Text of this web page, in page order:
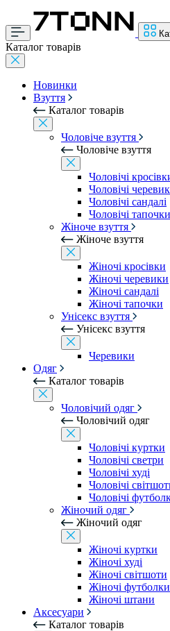
Каталог товарів
Новинки
Взуття
Каталог товарів
Чоловіче взуття
Чоловіче взуття
Чоловічі
Чоловічі
Чоловічі сандалі
Чоловічі тапочки
Жіноче взуття
Жіноче взуття
Жіночі кросівки
Жіночі черевики
Жіночі сандалі
Жіночі тапочки
Унісекс взуття
Унісекс взуття
Черевики
Одяг
Каталог товарів
Чоловічий одяг
Чоловічий одяг
Чоловічі куртки
Чоловічі светри
Чоловічі худі
Чоловічі
Чоловічі
Жіночий одяг
Жіночий одяг
Жіночі куртки
Жіночі худі
Жіночі світшоти
Жіночі футболки
Жіночі штани
Аксесуари
Каталог товарів